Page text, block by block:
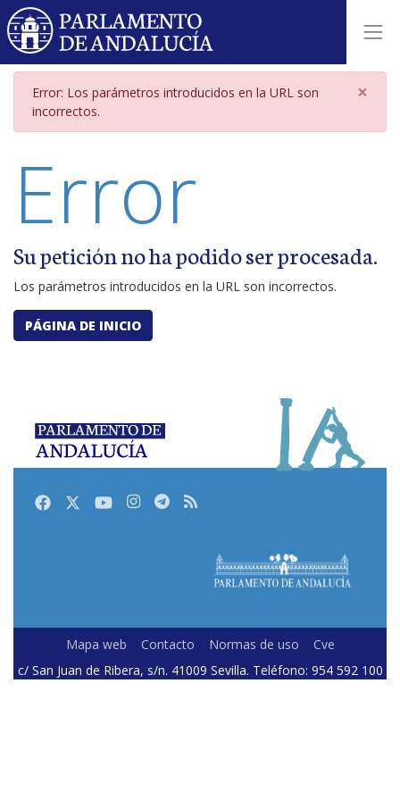
Página de error por parámetros
Error: Los parámetros introducidos en la URL son
incorrectos.
×
Error
Su petición no ha podido ser procesada.
Los parámetros introducidos en la URL son incorrectos.
PÁGINA DE INICIO
FacebookTwitterYoutubeInstagram
Telegram
RSS
Mapa web Contacto Normas de uso
Cve
c/ San Juan de Ribera, s/n. 41009 Sevilla. Teléfono: 954 592 100